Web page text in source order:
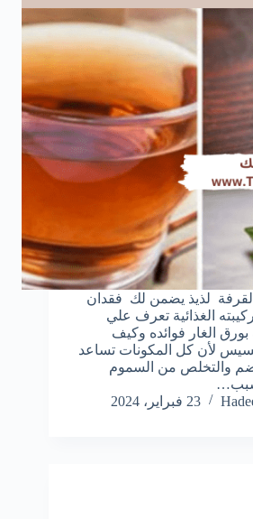
لذيذ يضمن لك فقدان
الغذائية تعرف علي
الغار فوائده وكيف
لأن كل المكونات تساعد
والتخلص من السموم
23 فبراير، 2024